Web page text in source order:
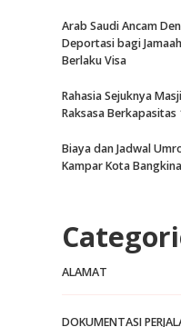
Arab Saudi Ancam
Deportasi bagi
Berlaku Visa
Rahasia Sejuknya
Raksasa Berkapasitas
Biaya dan Jadwal
Kampar Kota
ALAMAT
DOKUMENTASI